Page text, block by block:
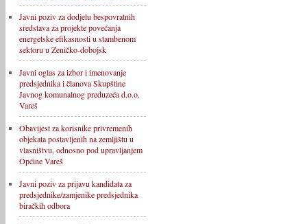
Javni poziv za dodjelu bespovratnih
sredstava za projekte povećanja
energetske efikasnosti u stambenom
sektoru u Zeničko-dobojsk
Javni oglas za izbor i imenovanje
predsjednika i članova Skupštine
Javnog komunalnog preduzeća d.o.o.
Vareš
Obavijest za korisnike privremenih
objekata postavljenih na zemljištu u
vlasništvu, odnosno pod upravljanjem
Općine Vareš
Javni poziv za prijavu kandidata za
predsjednike/zamjenike predsjednika
biračkih odbora